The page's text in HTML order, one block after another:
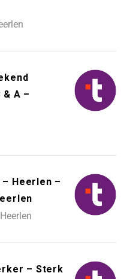
A –
Heerlen –
Heerlen
– Sterk